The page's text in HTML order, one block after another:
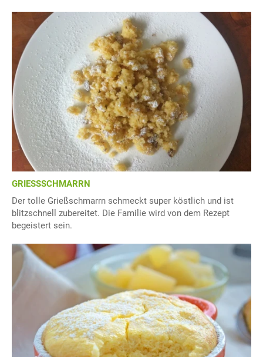
GRIESSSCHMARRN
Der tolle Grießschmarrn schmeckt super köstlich und ist
blitzschnell zubereitet. Die Familie wird von dem Rezept
begeistert sein.